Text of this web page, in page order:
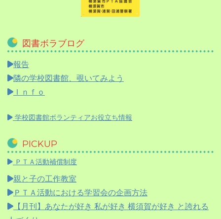
図書ボラブログ
報告
隣の学校図書館、覗いてみよう
Ｉｎｆｏ
学校図書館ボランティアお役立ち情報
PICKUP
ＰＴＡ活動補償制度
親と子の工作教室
ＰＴＡ活動における学習会の企画方法
【月刊】 あなたが好き 私が好き 横須賀が好き と誇れる